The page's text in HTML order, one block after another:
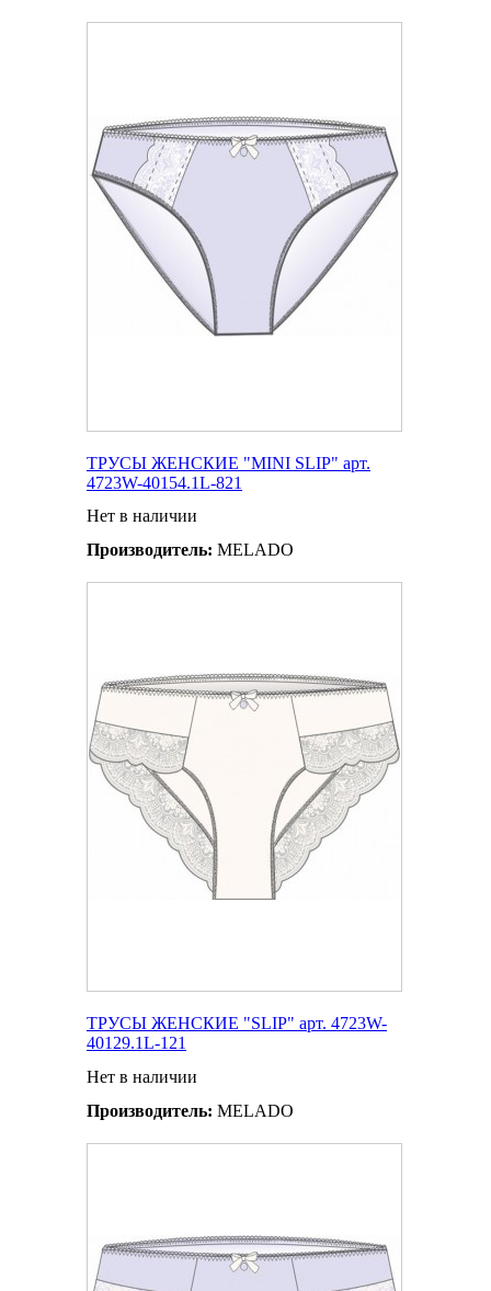
ТРУСЫ ЖЕНСКИЕ "MINI SLIP" арт.
4723W-40154.1L-821
Нет в наличии
Производитель: MELADO
ТРУСЫ ЖЕНСКИЕ "SLIP" арт. 4723W-
40129.1L-121
Нет в наличии
Производитель: MELADO